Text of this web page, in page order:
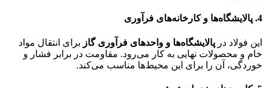
4. پالایشگاه‌ها و کارخانه‌های فرآوری
این فولاد در پالایشگاه‌ها و واحدهای فرآوری گاز برای انتقال مواد
خام و محصولات نهایی به کار می‌رود. مقاومت در برابر فشار و
خوردگی، آن را برای این محیط‌ها مناسب می‌کند.